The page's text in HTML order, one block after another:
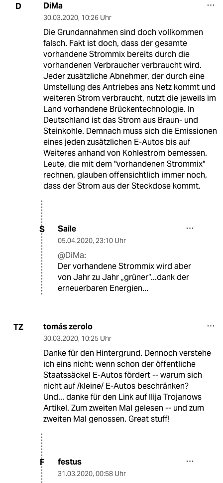
D DiMa
30.03.2020, 10:26 Uhr
Die Grundannahmen sind doch vollkommen
falsch. Fakt ist doch, dass der gesamte
vorhandene Strommix bereits durch die
vorhandenen Verbraucher verbraucht wird.
Jeder zusätzliche Abnehmer, der durch eine
Umstellung des Antriebes ans Netz kommt und
weiteren Strom verbraucht, nutzt die jeweils im
Land vorhandene Brückentechnologie. In
Deutschland ist das Strom aus Braun- und
Steinkohle. Demnach muss sich die Emissionen
eines jeden zusätzlichen E-Autos bis auf
Weiteres anhand von Kohlestrom bemessen.
Leute, die mit dem "vorhandenen Strommix"
rechnen, glauben offensichtlich immer noch,
dass der Strom aus der Steckdose kommt.
S Saile
05.04.2020, 23:10 Uhr
@DiMa:
Der vorhandene Strommix wird aber
von Jahr zu Jahr „grüner“...dank der
erneuerbaren Energien...
TZ tomás zerolo
30.03.2020, 10:25 Uhr
Danke für den Hintergrund. Dennoch verstehe
ich eins nicht: wenn schon der öffentliche
Staatssäckel E-Autos fördert -- warum sich
nicht auf /kleine/ E-Autos beschränken?
Und... danke für den Link auf Ilija Trojanows
Artikel. Zum zweiten Mal gelesen -- und zum
zweiten Mal genossen. Great stuff!
F festus
31.03.2020, 00:58 Uhr